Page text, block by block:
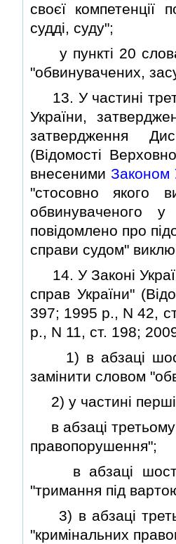
своєї компетенцiї
суддi, суду";
у пунктi 20 слова
"обвинувачених,
13. У частинi
України,
затвердження
(Вiдомостi
внесеними Законом
"стосовно якого
обвинуваченого
повiдомлено про
справи судом"
14. У Законi
справ України"
397; 1995 р., N 42,
р., N 11, ст. 198;
1) в абзацi
замiнити словом
2) у частинi
в абзацi третьому
правопорушення";
в абзацi
"тримання пiд
3) в абзацi
"кримiнальних